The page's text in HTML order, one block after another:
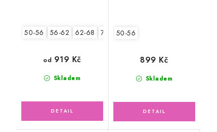
50-56 56-62 62-68 74-80
Skladem
od 919 Kč
50-56
Skladem
899 Kč